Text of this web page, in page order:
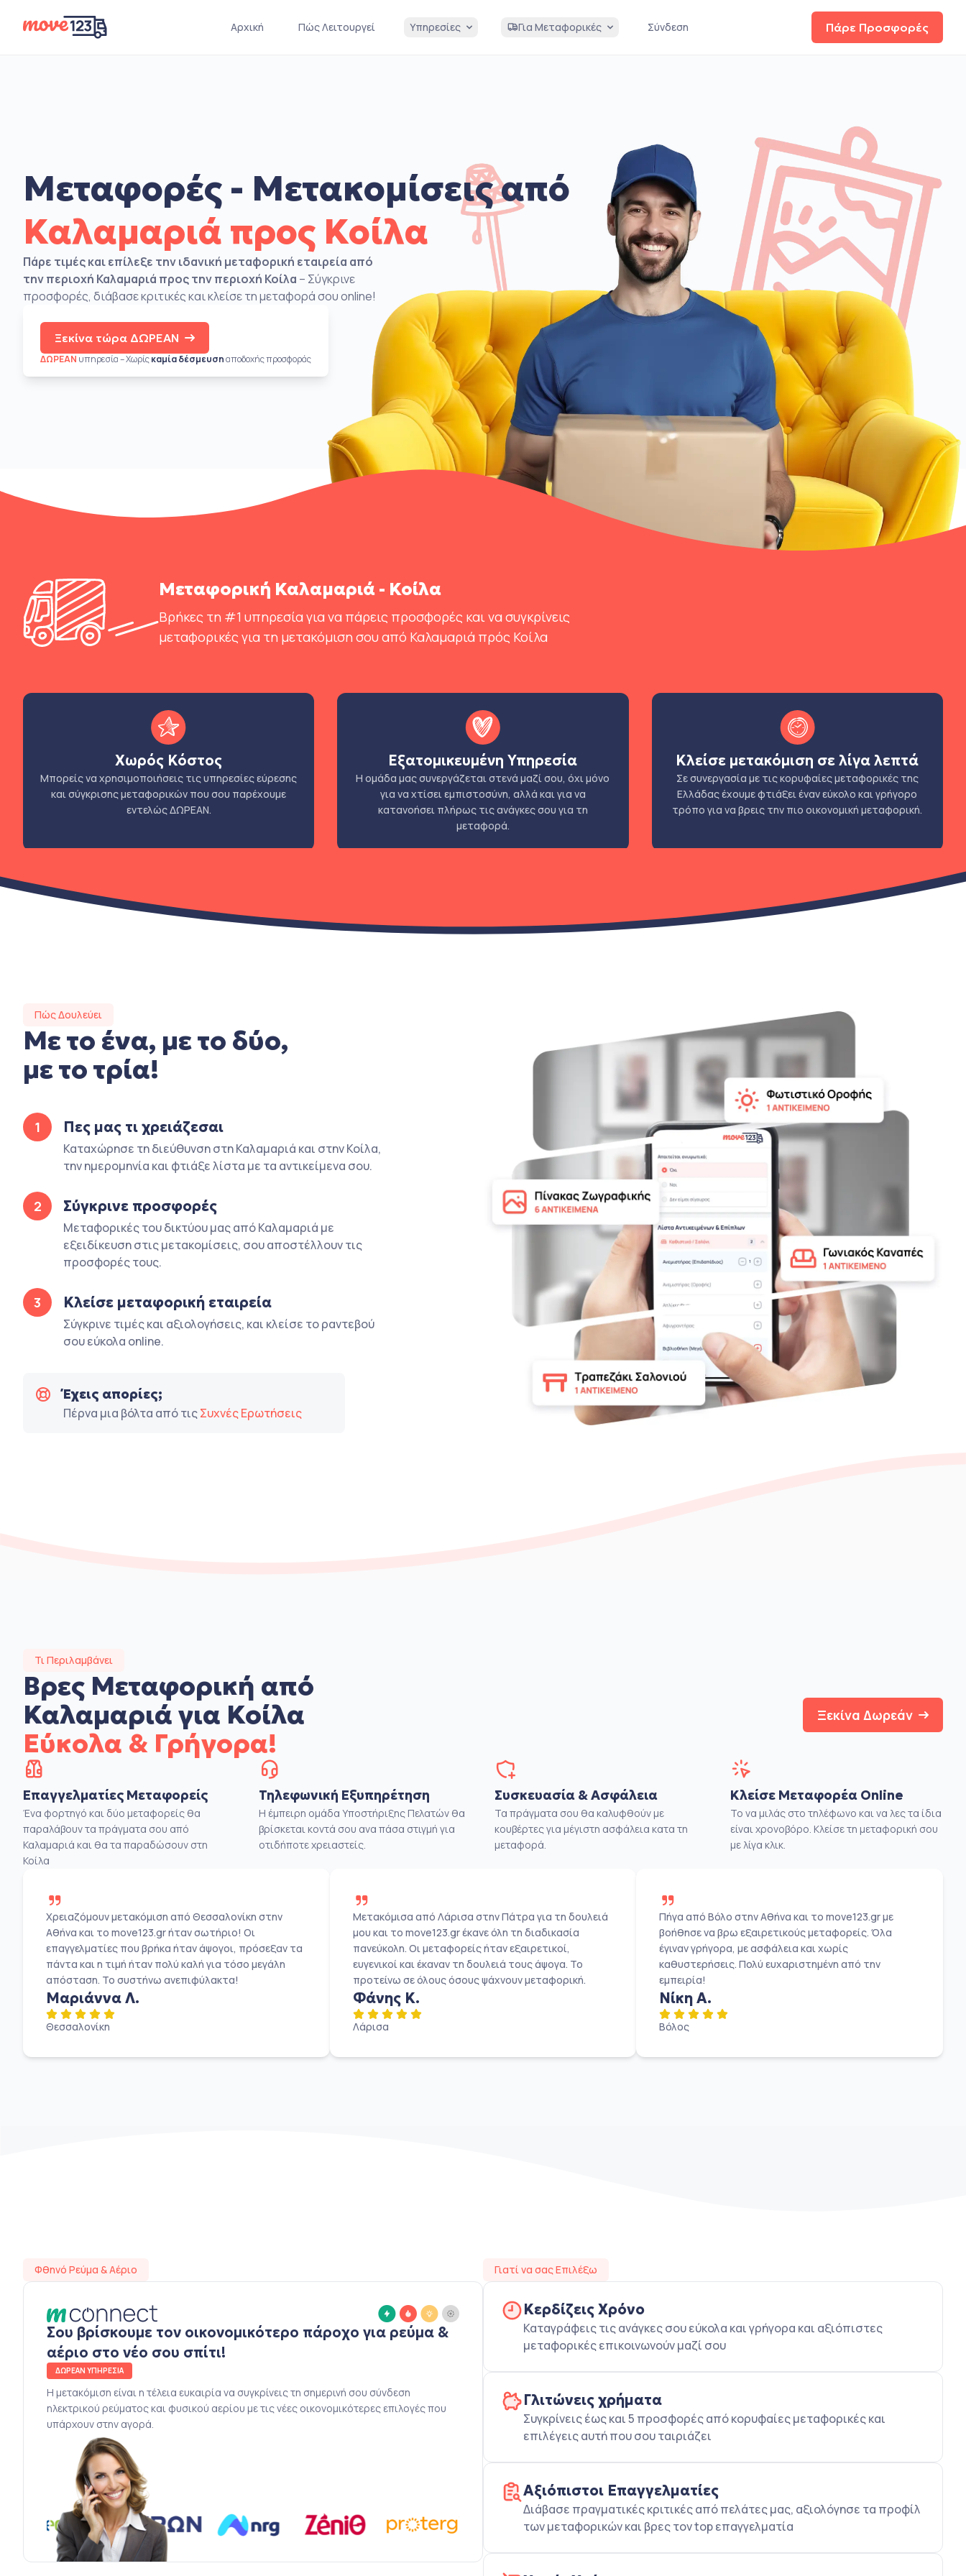
Πάρε Προσφορές
Αρχική Πώς Λειτουργεί Υπηρεσίες Για Μεταφορικές Σύνδεση
Μεταφορές - Μετακομίσεις από
Καλαμαριά προς Κοίλα
Πάρε τιμές και επίλεξε την ιδανική μεταφορική εταιρεία από
την περιοχή Καλαμαριά προς την περιοχή Κοίλα – Σύγκρινε
προσφορές, διάβασε κριτικές και κλείσε τη μεταφορά σου online!
Ξεκίνα τώρα ΔΩΡΕΑΝ
ΔΩΡΕΑΝ υπηρεσία – Χωρίςκαμία δέσμευσηαποδοχής προσφοράς
Μεταφορική Καλαμαριά - Κοίλα
Βρήκες τη #1 υπηρεσία για να πάρεις προσφορές και να συγκρίνεις
μεταφορικές για τη μετακόμιση σου από Καλαμαριά πρός Κοίλα
Χωρός Κόστος
Μπορείς να χρησιμοποιήσεις τις υπηρεσίες εύρεσης
και σύγκρισης μεταφορικών που σου παρέχουμε
εντελώς ΔΩΡΕΑΝ.
Εξατομικευμένη Υπηρεσία
Η ομάδα μας συνεργάζεται στενά μαζί σου, όχι μόνο
για να χτίσει εμπιστοσύνη, αλλά και για να
κατανοήσει πλήρως τις ανάγκες σου για τη
μεταφορά.
Κλείσε μετακόμιση σε λίγα λεπτά
Σε συνεργασία με τις κορυφαίες μεταφορικές της
Ελλάδας έχουμε φτιάξει έναν εύκολο και γρήγορο
τρόπο για να βρεις την πιο οικονομική μεταφορική.
Πώς Δουλεύει
Με το ένα, με το δύο,
με το τρία!
1 Πες μας τι χρειάζεσαι
Καταχώρησε τη διεύθυνση στη Καλαμαριά και στην Κοίλα,
την ημερομηνία και φτιάξε λίστα με τα αντικείμενα σου.
2 Σύγκρινε προσφορές
Μεταφορικές του δικτύου μας από Καλαμαριά με
εξειδίκευση στις μετακομίσεις, σου αποστέλλουν τις
προσφορές τους.
3 Κλείσε μεταφορική εταιρεία
Σύγκρινε τιμές και αξιολογήσεις, και κλείσε το ραντεβού
σου εύκολα online.
Έχεις απορίες;
Πέρνα μια βόλτα από τιςΣυχνές Ερωτήσεις
Τι Περιλαμβάνει
Βρες Μεταφορική από
Καλαμαριά για Κοίλα
Εύκολα & Γρήγορα!
Ξεκίνα Δωρεάν
Επαγγελματίες Μεταφορείς
Ένα φορτηγό και δύο μεταφορείς θα
παραλάβουν τα πράγματα σου από
Καλαμαριά και θα τα παραδώσουν στη
Κοίλα
Τηλεφωνική Εξυπηρέτηση
Η έμπειρη ομάδα Υποστήριξης Πελατών θα
βρίσκεται κοντά σου ανα πάσα στιγμή για
οτιδήποτε χρειαστείς.
Συσκευασία & Ασφάλεια
Τα πράγματα σου θα καλυφθούν με
κουβέρτες για μέγιστη ασφάλεια κατα τη
μεταφορά.
Κλείσε Μεταφορέα Online
Το να μιλάς στο τηλέφωνο και να λες τα ίδια
είναι χρονοβόρο. Κλείσε τη μεταφορική σου
με λίγα κλικ.
Χρειαζόμουν μετακόμιση από Θεσσαλονίκη στην
Αθήνα και το move123.gr ήταν σωτήριο! Οι
επαγγελματίες που βρήκα ήταν άψογοι, πρόσεξαν τα
πάντα και η τιμή ήταν πολύ καλή για τόσο μεγάλη
απόσταση. Το συστήνω ανεπιφύλακτα!
Μαριάννα Λ.
Θεσσαλονίκη
Μετακόμισα από Λάρισα στην Πάτρα για τη δουλειά
μου και το move123.gr έκανε όλη τη διαδικασία
πανεύκολη. Οι μεταφορείς ήταν εξαιρετικοί,
ευγενικοί και έκαναν τη δουλειά τους άψογα. Το
προτείνω σε όλους όσους ψάχνουν μεταφορική.
Φάνης Κ.
Λάρισα
Πήγα από Βόλο στην Αθήνα και το move123.gr με
βοήθησε να βρω εξαιρετικούς μεταφορείς. Όλα
έγιναν γρήγορα, με ασφάλεια και χωρίς
καθυστερήσεις. Πολύ ευχαριστημένη από την
εμπειρία!
Νίκη Α.
Βόλος
Φθηνό Ρεύμα & Αέριο
Σου βρίσκουμε τον οικονομικότερο πάροχο για ρεύμα &
αέριο στο νέο σου σπίτι!
ΔΩΡΕΑΝ ΥΠΗΡΕΣΙΑ
Η μετακόμιση είναι η τέλεια ευκαιρία να συγκρίνεις τη σημερινή σου σύνδεση
ηλεκτρικού ρεύματος και φυσικού αερίου με τις νέες οικονομικότερες επιλογές που
υπάρχουν στην αγορά.
Γιατί να σας Επιλέξω
Κερδίζεις Χρόνο
Καταγράφεις τις ανάγκες σου εύκολα και γρήγορα και αξιόπιστες
μεταφορικές επικοινωνούν μαζί σου
Γλιτώνεις χρήματα
Συγκρίνεις έως και 5 προσφορές από κορυφαίες μεταφορικές και
επιλέγεις αυτή που σου ταιριάζει
Αξιόπιστοι Επαγγελματίες
Διάβασε πραγματικές κριτικές από πελάτες μας, αξιολόγησε τα προφίλ
των μεταφορικών και βρες τον top επαγγελματία